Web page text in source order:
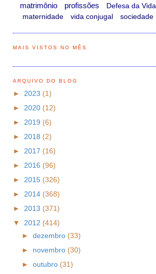
matrimônio
profissões
Defesa da Vida
maternidade
vida conjugal sociedade
MAIS VISTOS NO MÊS
ARQUIVO DO BLOG
► 2023 (1)
► 2020 (12)
► 2019 (6)
► 2018 (2)
► 2017 (16)
► 2016 (96)
► 2015 (326)
► 2014 (368)
► 2013 (371)
▼ 2012 (414)
► dezembro (33)
► novembro (30)
► outubro (31)